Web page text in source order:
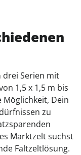
drei Serien mit
1,5 x 1,5 m bis
Möglichkeit, Dein
zu
Marktzelt suchst
Faltzeltlösung.